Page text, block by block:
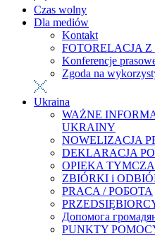
Czas wolny
Dla mediów
Kontakt
FOTORELACJA
Konferencje
Zgoda na
Ukraina
WAŻNE
UKRAINY
NOWELIZACJA
DEKLARACJA
OPIEKA
ZBIÓRKI i
PRACA / РОБОТА
Допомога
PUNKTY